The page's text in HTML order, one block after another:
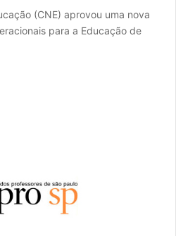
(CNE) aprovou uma nova
para a Educação de